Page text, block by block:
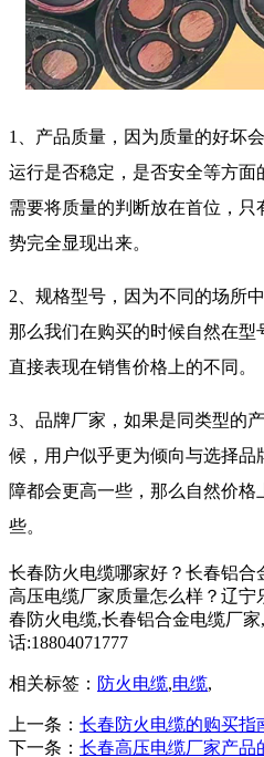
1、产品质量，因为质量的好坏
运行是否稳定，是否安全等方
需要将质量的判断放在首位，
势完全显现出来。
2、规格型号，因为不同的场所
那么我们在购买的时候自然在
直接表现在销售价格上的不同。
3、品牌厂家，如果是同类型的
候，用户似乎更为倾向与选择
障都会更高一些，那么自然价
些。
长春防火电缆哪家好？长春铝
高压电缆厂家质量怎么样？辽
春防火电缆,长春铝合金电缆厂
话:18804071777
相关标签： 防火电缆,电缆,
上一条： 长春防火电缆的购买指
下一条： 长春高压电缆厂家产品